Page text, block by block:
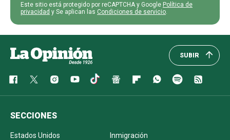
Este sitio está protegido por reCAPTCHA y Google Política de
privacidad y Se aplican las Condiciones de servicio
SUBIR
SECCIONES
Estados Unidos
Inmigración